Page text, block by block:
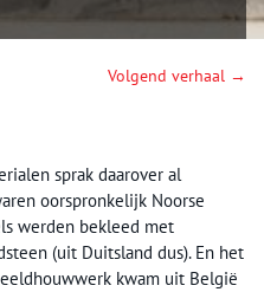
Volgend verhaal →
sprak daarover al
oorspronkelijk Noorse
werden bekleed met
(uit Duitsland dus). En het
kwam uit België